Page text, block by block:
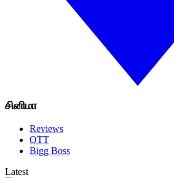
சினிமா
Reviews
OTT
Bigg Boss
Latest